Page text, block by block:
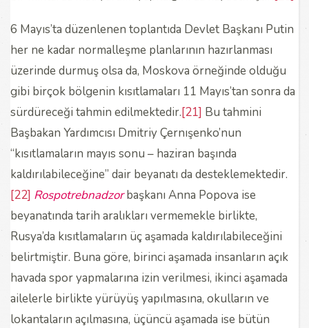
6 Mayıs’ta düzenlenen toplantıda Devlet Başkanı Putin
her ne kadar normalleşme planlarının hazırlanması
üzerinde durmuş olsa da, Moskova örneğinde olduğu
gibi birçok bölgenin kısıtlamaları 11 Mayıs’tan sonra da
sürdüreceği tahmin edilmektedir.[21] Bu tahmini
Başbakan Yardımcısı Dmitriy Çernışenko’nun
“kısıtlamaların mayıs sonu – haziran başında
kaldırılabileceğine” dair beyanatı da desteklemektedir.
[22] Rospotrebnadzorbaşkanı Anna Popova ise
beyanatında tarih aralıkları vermemekle birlikte,
Rusya’da kısıtlamaların üç aşamada kaldırılabileceğini
belirtmiştir. Buna göre, birinci aşamada insanların açık
havada spor yapmalarına izin verilmesi, ikinci aşamada
ailelerle birlikte yürüyüş yapılmasına, okulların ve
lokantaların açılmasına, üçüncü aşamada ise bütün